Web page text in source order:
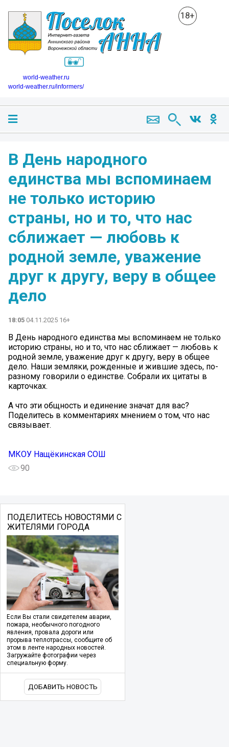
18+
world-weather.ru
world-weather.ru/informers/
В День народного
единства мы вспоминаем
не только историю
страны, но и то, что нас
сближает — любовь к
родной земле, уважение
друг к другу, веру в общее
дело
18:05 04.11.2025 16+
В День народного единства мы вспоминаем не только
историю страны, но и то, что нас сближает — любовь к
родной земле, уважение друг к другу, веру в общее
дело. Наши земляки, рожденные и жившие здесь, по-
разному говорили о единстве. Собрали их цитаты в
карточках.
А что эти общность и единение значат для вас?
Поделитесь в комментариях мнением о том, что нас
связывает.
МКОУ Нащёкинская СОШ
90
ПОДЕЛИТЕСЬ НОВОСТЯМИ С
ЖИТЕЛЯМИ ГОРОДА
Если Вы стали свидетелем аварии,
пожара, необычного погодного
явления, провала дороги или
прорыва теплотрассы, сообщите об
этом в ленте народных новостей.
Загружайте фотографии через
специальную форму.
ДОБАВИТЬ НОВОСТЬ